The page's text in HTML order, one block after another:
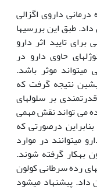
داروی اگزالی
طبق این بررسی‫ها
برای تایید اثر دارو
حاوی دارو در
می‫تواند موثر باشد.
نتیجه گرفت که
بر سلول‫های
می تواند نقش مهمی
درصورتی که
می‫توانند در موارد
به‫کار گرفته شوند.
رده سرطانی کولون
پیشنهاد می‫شود